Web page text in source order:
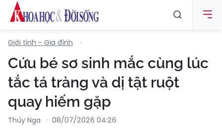
Giới tính - Gia đình
Cứu bé sơ sinh mắc cùng lúc
tắc tá tràng và dị tật ruột
quay hiếm gặp
Thúy Nga 08/07/2026 04:26